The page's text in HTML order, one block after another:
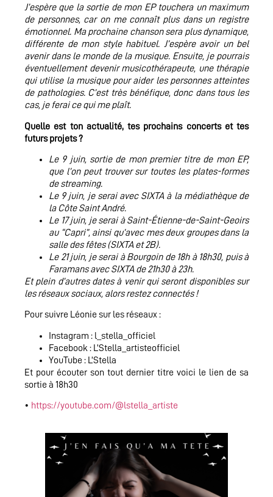
J’espère que la sortie de mon EP touchera un maximum
de personnes, car on me connaît plus dans un registre
émotionnel. Ma prochaine chanson sera plus dynamique,
différente de mon style habituel. J’espère avoir un bel
avenir dans le monde de la musique. Ensuite, je pourrais
éventuellement devenir musicothérapeute, une thérapie
qui utilise la musique pour aider les personnes atteintes
de pathologies. C’est très bénéfique, donc dans tous les
cas, je ferai ce qui me plaît.
Quelle est ton actualité, tes prochains concerts et tes
futurs projets ?
Le 9 juin, sortie de mon premier titre de mon EP,
que l’on peut trouver sur toutes les plates-formes
de streaming.
Le 9 juin, je serai avec SIXTA à la médiathèque de
la Côte Saint André.
Le 17 juin, je serai à Saint-Étienne-de-Saint-Geoirs
au “Capri”, ainsi qu’avec mes deux groupes dans la
salle des fêtes (SIXTA et 2B).
Le 21 juin, je serai à Bourgoin de 18h à 18h30, puis à
Faramans avec SIXTA de 21h30 à 23h.
Et plein d’autres dates à venir qui seront disponibles sur
les réseaux sociaux, alors restez connectés !
Pour suivre Léonie sur les réseaux :
Instagram : l_stella_officiel
Facebook : L’Stella_artisteofficiel
YouTube : L’Stella
Et pour écouter son tout dernier titre voici le lien de sa
sortie à 18h30
• https://youtube.com/@lstella_artiste